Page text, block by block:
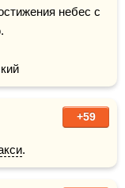
небес с
+59
.